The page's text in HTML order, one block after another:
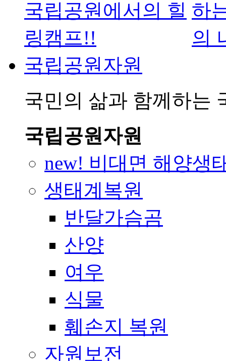
국립공원자원
국민의 삶과 함께하는
국립공원자원
new! 비대면 해양생
생태계복원
반달가슴곰
산양
여우
식물
훼손지 복원
자원보전